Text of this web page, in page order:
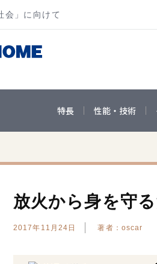
会」に向けて
特長 性能・技術
放火から身を守
2017年11月24日 著者：oscar